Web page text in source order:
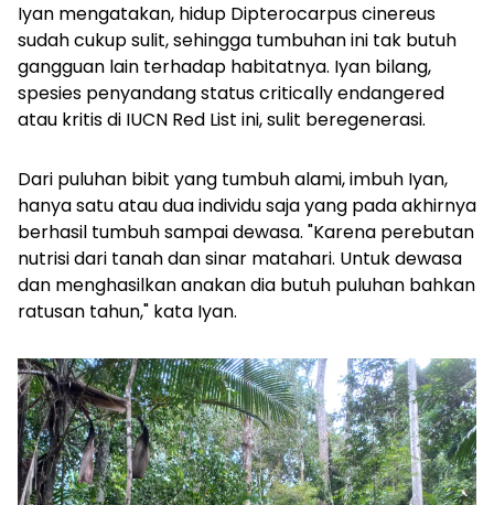
Iyan mengatakan, hidup Dipterocarpus cinereus
sudah cukup sulit, sehingga tumbuhan ini tak butuh
gangguan lain terhadap habitatnya. Iyan bilang,
spesies penyandang statuscritically endangered
atau kritis di IUCN Red List ini, sulit beregenerasi.
Dari puluhan bibit yang tumbuh alami, imbuh Iyan,
hanya satu atau dua individu saja yang pada akhirnya
berhasil tumbuh sampai dewasa. "Karena perebutan
nutrisi dari tanah dan sinar matahari. Untuk dewasa
dan menghasilkan anakan dia butuh puluhan bahkan
ratusan tahun," kata Iyan.